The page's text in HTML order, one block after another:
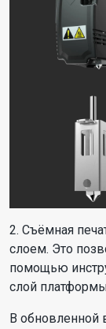
2. Съёмная
слоем. Это
помощью
слой
В обновленной